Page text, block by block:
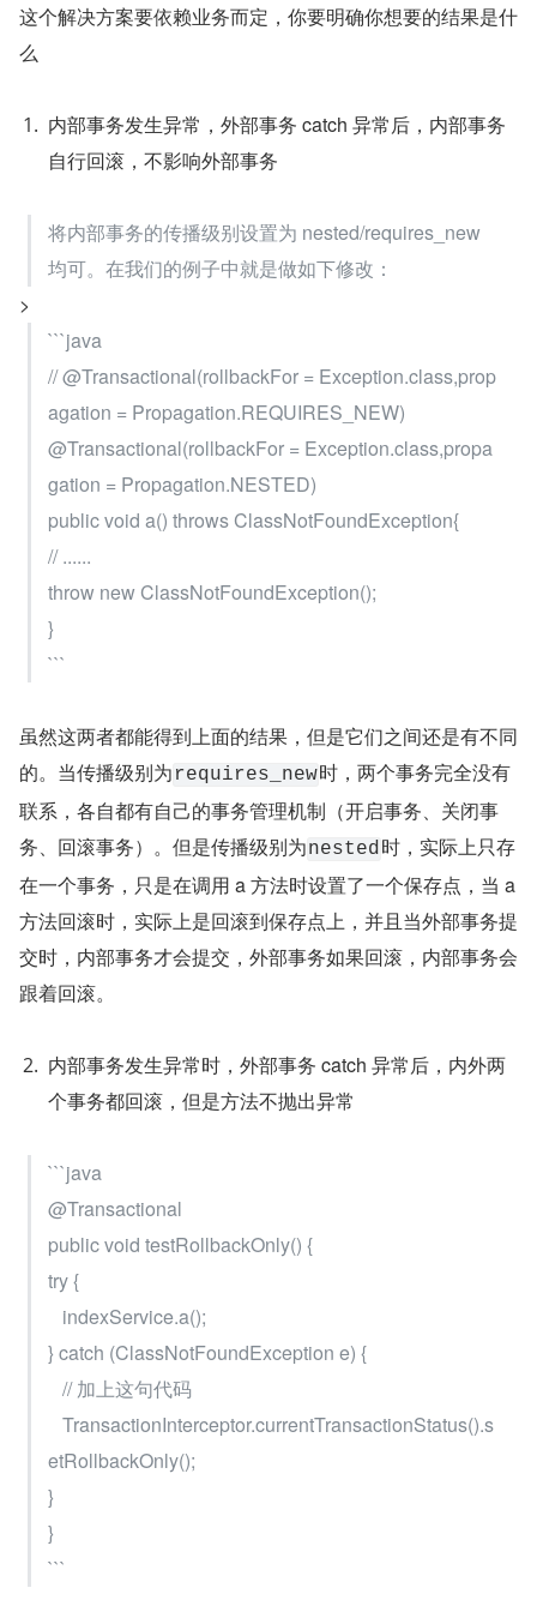
这个解决方案要依赖业务而定，你要明确你想要的结果是什
么
内部事务发生异常，外部事务 catch 异常后，内部事务
自行回滚，不影响外部事务
将内部事务的传播级别设置为 nested/requires_new
均可。在我们的例子中就是做如下修改：
>
```java
// @Transactional(rollbackFor = Exception.class,prop
agation = Propagation.REQUIRES_NEW)
@Transactional(rollbackFor = Exception.class,propa
gation = Propagation.NESTED)
public void a() throws ClassNotFoundException{
// ......
throw new ClassNotFoundException();
}
```
虽然这两者都能得到上面的结果，但是它们之间还是有不同
的。当传播级别为 requires_new时，两个事务完全没有
联系，各自都有自己的事务管理机制（开启事务、关闭事
务、回滚事务）。但是传播级别为nested时，实际上只存
在一个事务，只是在调用 a 方法时设置了一个保存点，当 a
方法回滚时，实际上是回滚到保存点上，并且当外部事务提
交时，内部事务才会提交，外部事务如果回滚，内部事务会
跟着回滚。
内部事务发生异常时，外部事务 catch 异常后，内外两
个事务都回滚，但是方法不抛出异常
```java
@Transactional
public void testRollbackOnly() {
try {
   indexService.a();
} catch (ClassNotFoundException e) {
   // 加上这句代码
etRollbackOnly();
}
}
```